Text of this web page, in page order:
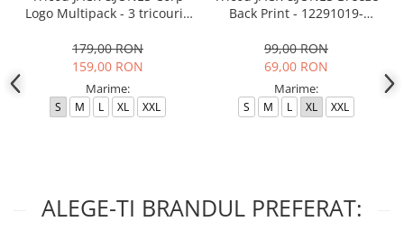
Logo Multipack - 3 tricouri -
179,00 RON
159,00 RON
Marime:
S M L XL XXL
Back Print - 12291019-
99,00 RON
69,00 RON
Marime:
S M L XL XXL
ALEGE-TI BRANDUL PREFERAT: